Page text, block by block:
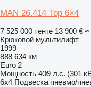
MAN 26.414 Top 6×4
7 525 000 тенге 13 900 € ≈
Крюковой мультилифт
1999
888 634 км
Euro 2
Мощность 409 л.с. (301
6x4 Подвеска пневмо/